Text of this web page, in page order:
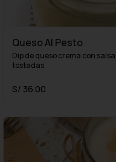
Queso Al Pesto
Dip de queso crema con
tostadas
S/ 36.00